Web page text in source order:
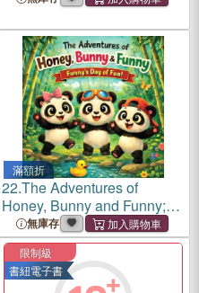
滿額折
22.The Adventures of
Honey, Bunny and Funny;
Funny's Day of Fun!: Funny's
Day of Fun!
無庫存
限制級
書紐電子書